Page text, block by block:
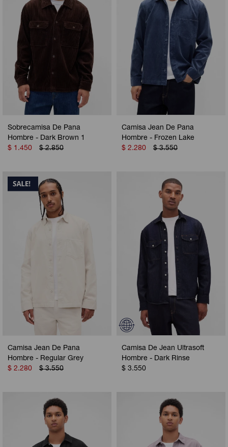
Sobrecamisa De Pana
Hombre - Dark Brown 1
$ 1.450 $ 2.850
Camisa Jean De Pana
Hombre - Frozen Lake
$ 2.280 $ 3.550
Camisa Jean De Pana
Hombre - Regular Grey
$ 2.280 $ 3.550
Camisa De Jean Ultrasoft
Hombre - Dark Rinse
$ 3.550